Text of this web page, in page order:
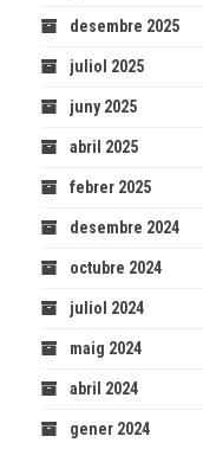
desembre 2025
juliol 2025
juny 2025
abril 2025
febrer 2025
desembre 2024
octubre 2024
juliol 2024
maig 2024
abril 2024
gener 2024